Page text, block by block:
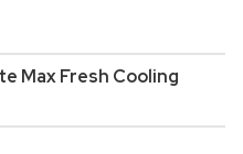
Max Fresh Cooling